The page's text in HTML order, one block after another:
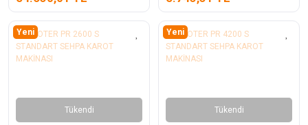
Yeni
Tükendi
Yeni
Tükendi